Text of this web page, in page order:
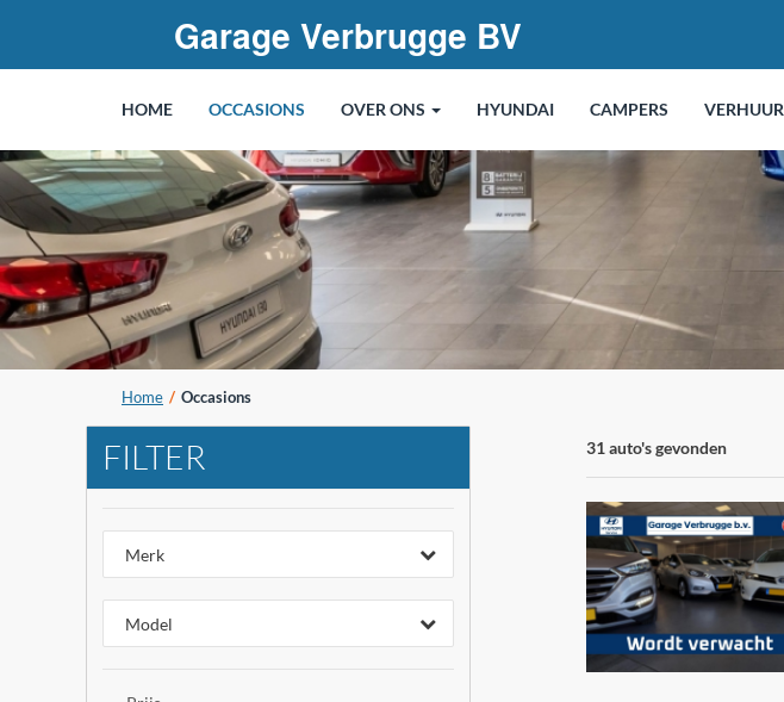
Garage Verbrugge BV
HOME OCCASIONS OVER ONS HYUNDAI CAMPERS VERHUUR
Home Occasions
31 auto's gevonden
FILTER
Merk
Model